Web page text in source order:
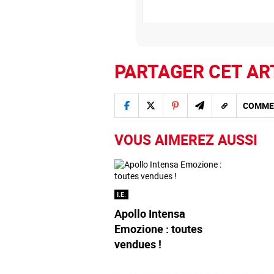
Edisound Flux RSS
Partager l'épisode
PARTAGER CET
VOUS AIMEREZ AUSSI
I.E.
Apollo Intensa
Emozione : toutes
vendues !